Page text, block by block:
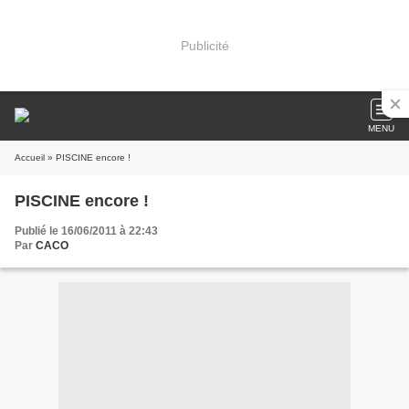
Publicité
MENU
Accueil » PISCINE encore !
PISCINE encore !
Publié le 16/06/2011 à 22:43
Par CACO